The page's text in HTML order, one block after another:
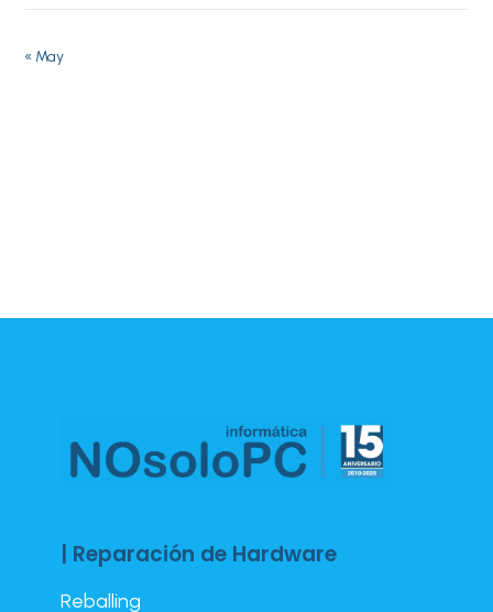
« May
| Reparación de Hardware
Reballing